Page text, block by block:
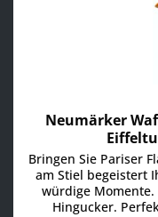
Neumärker
Bringen Sie Pariser
am Stiel begeistert
würdige
Hingucker.